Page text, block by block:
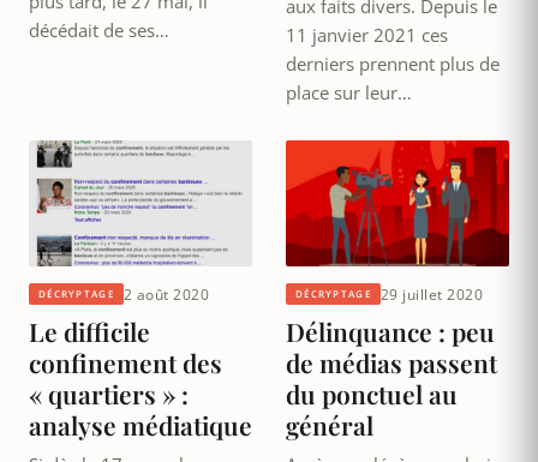
décédait de ses…
aux faits divers. Depuis le
11 janvier 2021 ces
derniers prennent plus de
place sur leur…
DÉCRYPTAGE 2 août 2020
Le difficile
confinement des
« quartiers » :
analyse médiatique
DÉCRYPTAGE 29 juillet 2020
Délinquance : peu
de médias passent
du ponctuel au
général